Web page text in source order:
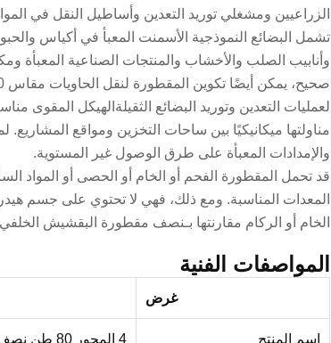
الزراعيين ومشغلي توريد التعدين وأساطيل النقل في
تشمل البضائع النموذجية الأسمنت المعبأ في أكياس
وأنابيب الصلب والأخشاب والمنتجات الصناعية المعبأة
صحيح، يمكن أيضًا تكوين المقطورة لنقل الحاويات مقاس 20 قدمًا و40 قدمًا.
لعمليات التعدين وتوريد البضائع الثقيلة الهيكل المقوى
مناولتها ميكانيكيًا بين ساحات التخزين ومواقع المشاريع. ل
والإمدادات المعبأة على طرق الوصول غير المستوية.
قد تحمل المقطورة الفحم أو الخام أو الحصى أو المواد
المعدات المناسبة. ومع ذلك، فهي لا تحتوي على جسم
الخام أو الركام مقارنتها بـنصف مقطورة البقشيش الخلفي
المواصفات الفنية
غرض
اسم المنتج 4 المحور 80 طن نصف مقطورة عالية السياج